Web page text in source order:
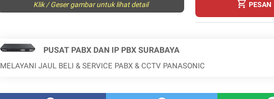
Klik / Geser gambar untuk lihat detail PESAN
PUSAT PABX DAN IP PBX SURABAYA
MELAYANI JAUL BELI & SERVICE PABX & CCTV PANASONIC